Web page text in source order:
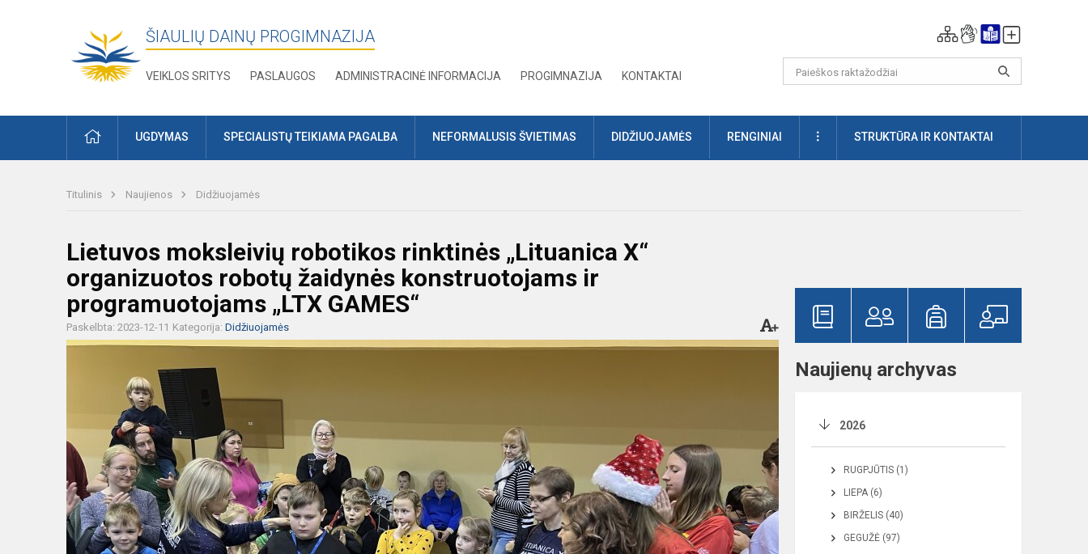
ŠIAULIŲ DAINŲ PROGIMNAZIJA
VEIKLOS SRITYS PASLAUGOS ADMINISTRACINĖ INFORMACIJA PROGIMNAZIJA KONTAKTAI
PRADŽIAUGDYMAS SPECIALISTŲ TEIKIAMA PAGALBA NEFORMALUSIS ŠVIETIMAS DIDŽIUOJAMĖS RENGINIAI DAUGIAUSTRUKTŪRA IR KONTAKTAI
Titulinis Naujienos Didžiuojamės
Lietuvos moksleivių robotikos rinktinės „Lituanica X“
organizuotos robotų žaidynės konstruotojams ir
programuotojams „LTX GAMES“
Paskelbta: 2023-12-11 Kategorija: Didžiuojamės
Naujienų archyvas
2026
RUGPJŪTIS (1)
LIEPA (6)
BIRŽELIS (40)
GEGUŽĖ (97)